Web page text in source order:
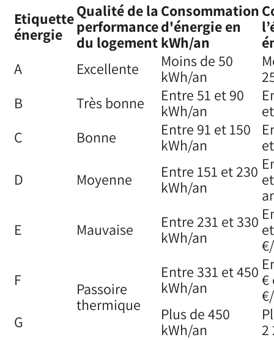
Etiquette
énergie
Qualité de la
performance
du logement
Consommation
d'énergie en
kWh/an
A
Excellente
Moins de 50
kWh/an
B
Très bonne
Entre 51 et 90
kWh/an
C
Bonne
Entre 91 et 150
kWh/an
D
Moyenne
Entre 151 et 230
kWh/an
E
Mauvaise
Entre 231 et 330
kWh/an
F
Passoire
thermique
Entre 331 et 450
kWh/an
€
G
Plus de 450
kWh/an
2